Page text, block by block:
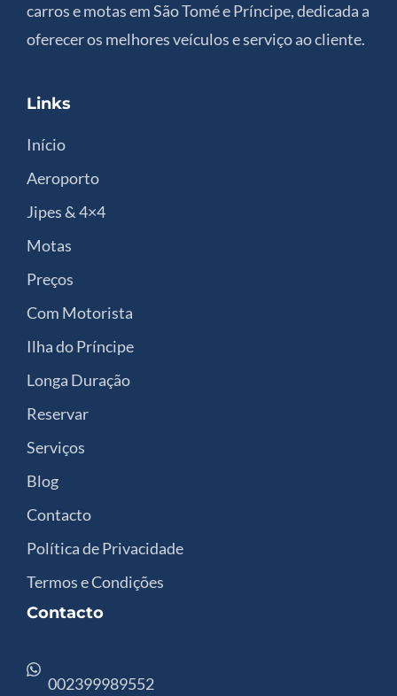
carros e motas em São Tomé e Príncipe, dedicada a
oferecer os melhores veículos e serviço ao cliente.
Links
Início
Aeroporto
Jipes & 4×4
Motas
Preços
Com Motorista
Ilha do Príncipe
Longa Duração
Reservar
Serviços
Blog
Contacto
Política de Privacidade
Termos e Condições
Contacto
002399989552